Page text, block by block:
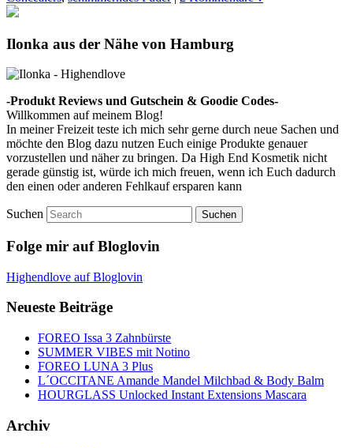
Ilonka aus der Nähe von Hamburg
-Produkt Reviews und Gutschein & Goodie Codes-
Willkommen auf meinem Blog!
In meiner Freizeit teste ich mich sehr gerne durch neue Sachen und
möchte den Blog dazu nutzen Euch einige Produkte genauer
vorzustellen und näher zu bringen. Da High End Kosmetik nicht
gerade günstig ist, würde ich mich freuen, wenn ich Euch dadurch
den einen oder anderen Fehlkauf ersparen kann
Suchen
Folge mir auf Bloglovin
Highendlove auf Bloglovin
Neueste Beiträge
FOREO Issa 3 Zahnbürste
SUMMER VIBES mit Notino
FOREO LUNA 3 Plus
L´OCCITANE Amande Mandel Milchbad & Body Balm
HOURGLASS Unlocked Instant Extensions Mascara
Archiv